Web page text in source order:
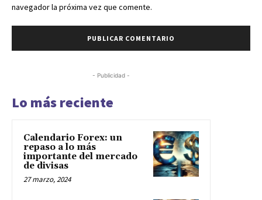
navegador la próxima vez que comente.
- Publicidad -
Lo más reciente
Calendario Forex: un
repaso a lo más
importante del mercado
de divisas
27 marzo, 2024